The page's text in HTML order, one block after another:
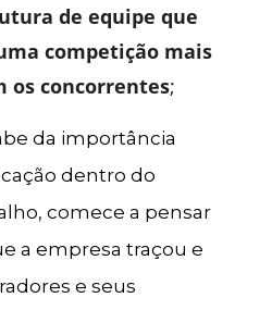
de equipe que
competição mais
os concorrentes;
da importância
dentro do
comece a pensar
a empresa traçou e
e seus